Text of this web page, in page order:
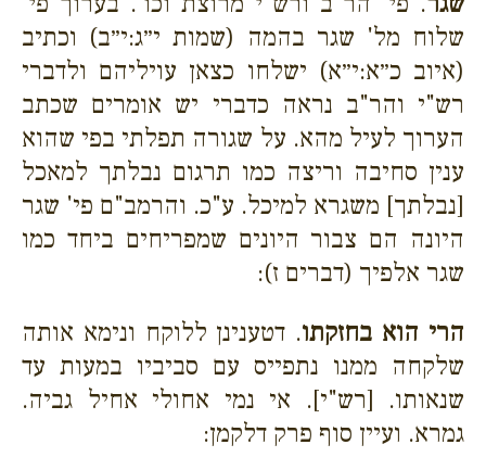
שלוח מל' שגר בהמה (שמות י״ג:י״ב) וכתיב
(איוב כ״א:י״א) ישלחו כצאן עויליהם ולדברי
רש"י והר"ב נראה כדברי יש אומרים שכתב
הערוך לעיל מהא. על שגורה תפלתי בפי שהוא
ענין סחיבה וריצה כמו תרגום נבלתך למאכל
[נבלתך] משגרא למיכל. ע"כ. והרמב"ם פי' שגר
היונה הם צבור היונים שמפריחים ביחד כמו
שגר אלפיך (דברים ז):
הרי הוא בחזקתו. דטענינן ללוקח ונימא אותה
שלקחה ממנו נתפייס עם סביביו במעות עד
שנאותו. [רש"י]. אי נמי אחולי אחיל גביה.
גמרא. ועיין סוף פרק דלקמן: